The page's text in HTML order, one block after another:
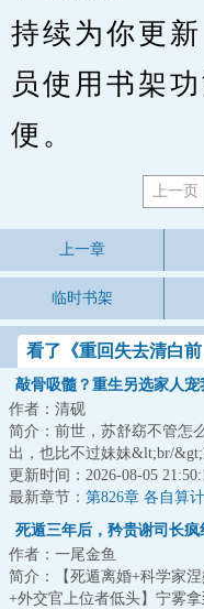
持续为你更
员使用书架
便。
上一页
上一章
临时书架
看了《重回失去清白
敲骨吸髓？重生另选家人宠
作者：清砚
简介：前世，苏舒窈不管怎
出，也比不过妹妹&lt;br/&gt;
嫌她心机深沉，不如妹妹单
良、纯洁柔...
更新时间：2026-08-05
最新章节： 第826章 各自算计
死遁三年后，矜贵谢司长疯
眼
作者：一尾金鱼
简介：【死遁离婚+科学家涅
+外交官上位者低头】宁雾